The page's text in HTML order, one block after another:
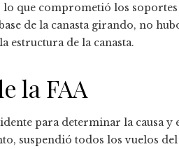
lo que comprometió los
de la canasta girando, no
estructura de la canasta.
la FAA
para determinar la causa
suspendió todos los vuelos